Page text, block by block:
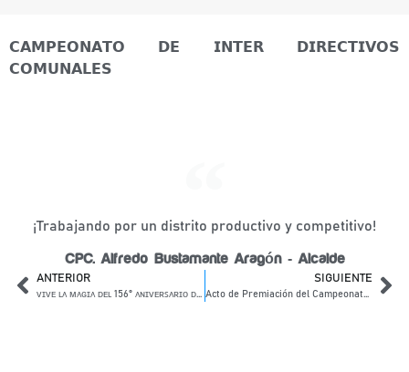
𝗖𝗔𝗠𝗣𝗘𝗢𝗡𝗔𝗧𝗢 𝗗𝗘 𝗜𝗡𝗧𝗘𝗥 𝗗𝗜𝗥𝗘𝗖𝗧𝗜𝗩𝗢𝗦
𝗖𝗢𝗠𝗨𝗡𝗔𝗟𝗘𝗦
¡Trabajando por un distrito productivo y competitivo!
CPC. Alfredo Bustamante Aragón - Alcalde
ANTERIOR
ᴠɪᴠᴇ ʟᴀ ᴍᴀɢɪᴀ ᴅᴇʟ 156° ᴀɴɪᴠᴇʀꜱᴀʀɪᴏ ᴅᴇ ɴᴜᴇꜱᴛʀᴏ ᴅɪꜱᴛʀɪᴛᴏ ᴅᴇ ʟᴀʏᴏ
SIGUIENTE
Acto de Premiación del Campeonato de Interdirectivos Comunales del Distrito de Layo